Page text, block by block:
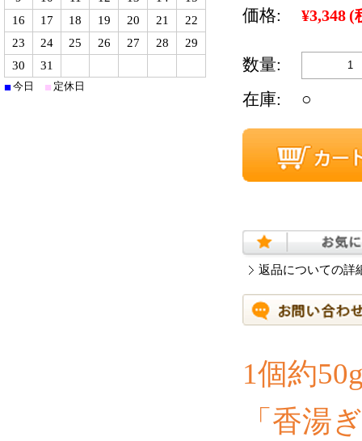
価格: ¥3,348(
数量:
在庫:
○
返品についての詳
1個約
「香湯
16
17 18 19 20 21
22
23
24 25 26 27 28
29
30
31
■今日 ■ 定休日